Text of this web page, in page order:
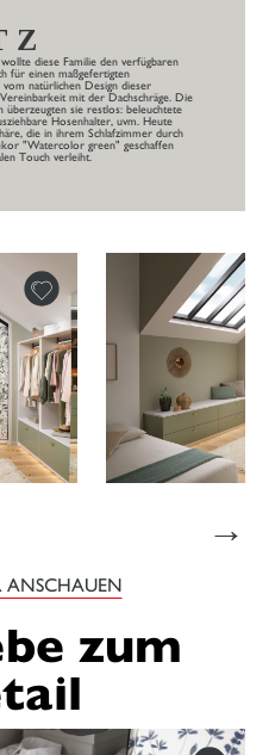
diese Familie den verfügbaren
für einen maßgefertigten
natürlichen Design dieser
mit der Dachschräge. Die
überzeugten sie restlos: beleuchtete
Hosenhalter, uvm. Heute
die in ihrem Schlafzimmer durch
"Watercolor green" geschaffen
Touch verleiht.
→
ANSCHAUEN
zum